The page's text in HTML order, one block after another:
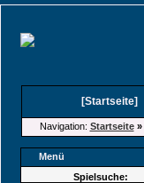
[Startseite]
Navigation: Startseite»
Menü
Spielsuche: